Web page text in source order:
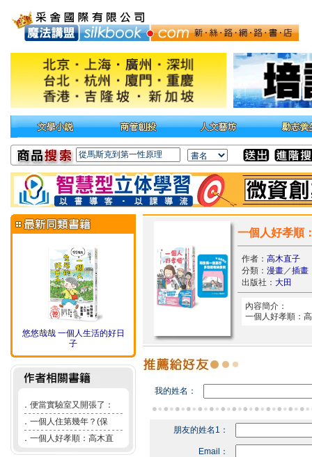
悠悠哉哉 一個人生活的好日
子
． 便當實驗室又開張了：
． 一個人住第幾年？(保
． 一個人好孝順：高木直
一個人好孝順
作者： 高木直子
分類： 漫畫／插畫
出版社： 大田
內容簡介：
一個人好孝順：
我的姓名：
朋友的姓名1：
Email：